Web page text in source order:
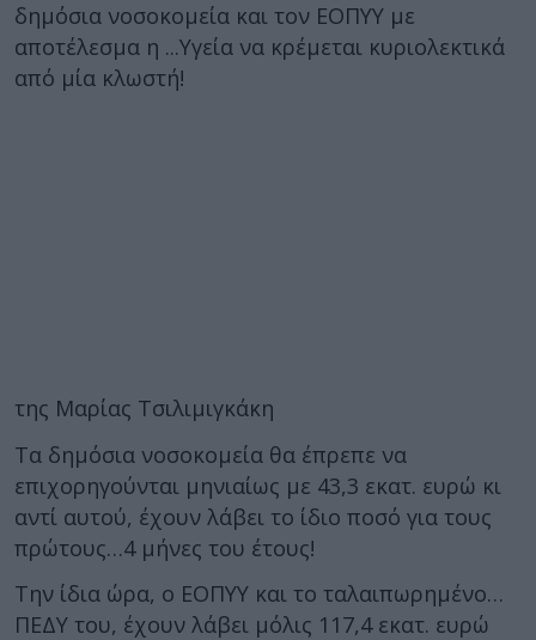
δημόσια νοσοκομεία και τον ΕΟΠΥΥ με
αποτέλεσμα η ...Υγεία να κρέμεται κυριολεκτικά
από μία κλωστή!
της Μαρίας Τσιλιμιγκάκη
Τα δημόσια νοσοκομεία θα έπρεπε να
επιχορηγούνται μηνιαίως με 43,3 εκατ. ευρώ κι
αντί αυτού, έχουν λάβει το ίδιο ποσό για τους
πρώτους…4 μήνες του έτους!
Την ίδια ώρα, ο ΕΟΠΥΥ και το ταλαιπωρημένο…
ΠΕΔΥ του, έχουν λάβει μόλις 117,4 εκατ. ευρώ